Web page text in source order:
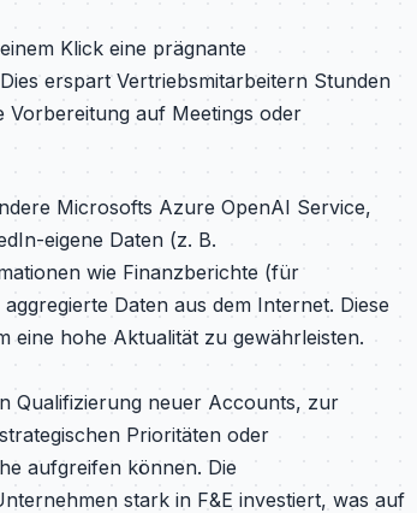
Klick eine prägnante
erspart Vertriebsmitarbeitern Stunden
Vorbereitung auf Meetings oder
Microsofts Azure OpenAI Service,
eigene Daten (z. B.
wie Finanzberichte (für
Daten aus dem Internet. Diese
eine hohe Aktualität zu gewährleisten.
Qualifizierung neuer Accounts, zur
Prioritäten oder
aufgreifen können. Die
stark in F&E investiert, was auf